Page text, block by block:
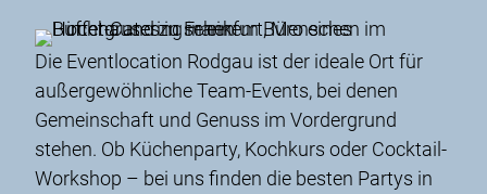
Die Eventlocation Rodgau ist der ideale Ort für
außergewöhnliche Team-Events, bei denen
Gemeinschaft und Genuss im Vordergrund
stehen. Ob Küchenparty, Kochkurs oder Cocktail-
Workshop – bei uns finden die besten Partys in